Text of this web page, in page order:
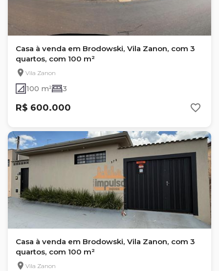
Casa à venda em Brodowski, Vila Zanon, com 3
quartos, com 100 m²
Vila Zanon
100 m² 3
R$ 600.000
Casa à venda em Brodowski, Vila Zanon, com 3
quartos, com 100 m²
Vila Zanon